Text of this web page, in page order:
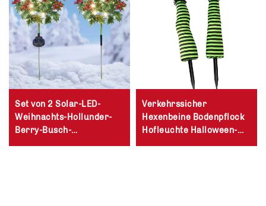
Set von 2 Solar-LED-
Weihnachts-Hollunder-
Berry-Busch-
Verkehrssicher
Hexenbeine Bodenpflock
Hofleuchte Halloween-